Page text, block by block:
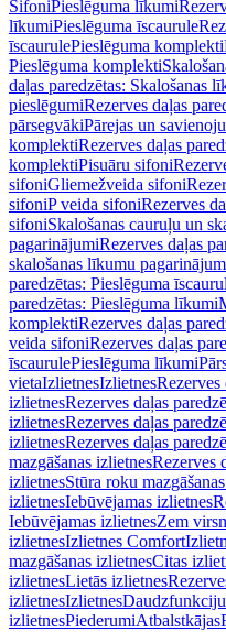
SifoniPieslēguma līkumi
līkumiPieslēguma īscaurule
īscaurulePieslēguma komplekti
Pieslēguma komplekti
daļas paredzētas: Skalošanas
pieslēgumiRezerves daļas
pārsegvākiPārejas un
komplektiRezerves daļas
komplektiPisuāru sifoni
sifoniGliemežveida sifoni
sifoniP veida sifoniRezerves
sifoniSkalošanas cauruļu un
pagarinājumiRezerves daļas
skalošanas līkumu
paredzētas: Pieslēguma
paredzētas: Pieslēguma līkumi
komplektiRezerves daļas
veida sifoniRezerves daļas
īscaurulePieslēguma līkumi
vietaIzlietnesIzlietnesRezerves
izlietnesRezerves daļas
izlietnesRezerves daļas
izlietnesRezerves daļas
mazgāšanas izlietnesRezerves
izlietnesStūra roku
izlietnesIebūvējamas izlietnes
Iebūvējamas izlietnesZem
izlietnesIzlietnes Comfort
mazgāšanas izlietnesCitas
izlietnesLietās izlietnes
izlietnesIzlietnes
izlietnesPiederumiAtbalstkājas